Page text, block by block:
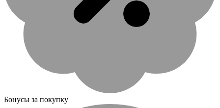
Бонусы за покупку